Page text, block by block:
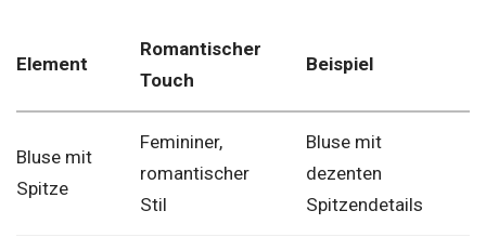
Element
Romantischer
Touch
Beispiel
Bluse mit
Spitze
Femininer,
romantischer
Stil
Bluse mit
dezenten
Spitzendetails